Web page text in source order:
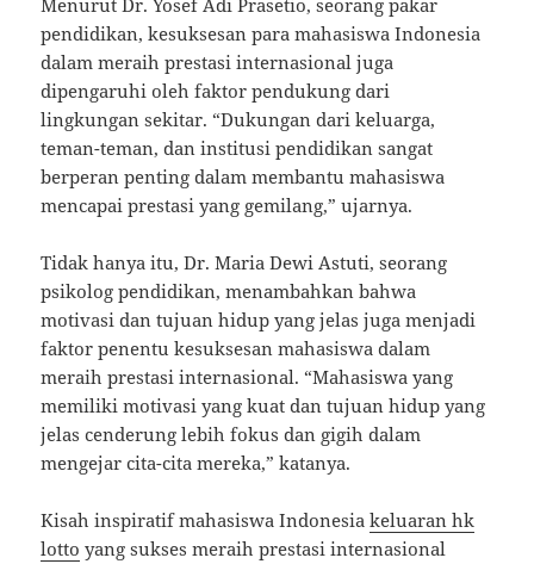
Menurut Dr. Yosef Adi Prasetio, seorang pakar
pendidikan, kesuksesan para mahasiswa Indonesia
dalam meraih prestasi internasional juga
dipengaruhi oleh faktor pendukung dari
lingkungan sekitar. “Dukungan dari keluarga,
teman-teman, dan institusi pendidikan sangat
berperan penting dalam membantu mahasiswa
mencapai prestasi yang gemilang,” ujarnya.
Tidak hanya itu, Dr. Maria Dewi Astuti, seorang
psikolog pendidikan, menambahkan bahwa
motivasi dan tujuan hidup yang jelas juga menjadi
faktor penentu kesuksesan mahasiswa dalam
meraih prestasi internasional. “Mahasiswa yang
memiliki motivasi yang kuat dan tujuan hidup yang
jelas cenderung lebih fokus dan gigih dalam
mengejar cita-cita mereka,” katanya.
Kisah inspiratif mahasiswa Indonesiakeluaran hk
lotto yang sukses meraih prestasi internasional